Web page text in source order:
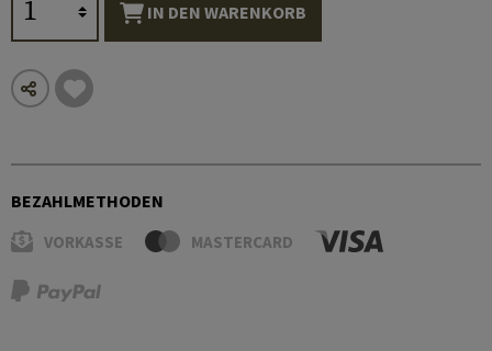
IN DEN WARENKORB
BEZAHLMETHODEN
VORKASSE MASTERCARD